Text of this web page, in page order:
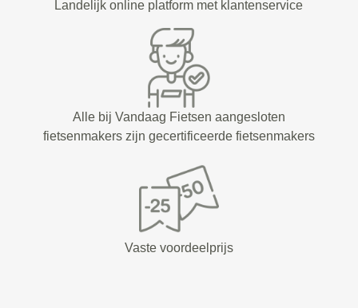
Landelijk online platform met klantenservice
Alle bij Vandaag Fietsen aangesloten
fietsenmakers zijn gecertificeerde fietsenmakers
Vaste voordeelprijs